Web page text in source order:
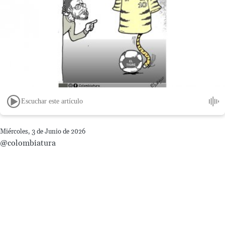
Escuchar este artículo
Miércoles, 3 de Junio de 2026
@colombiatura